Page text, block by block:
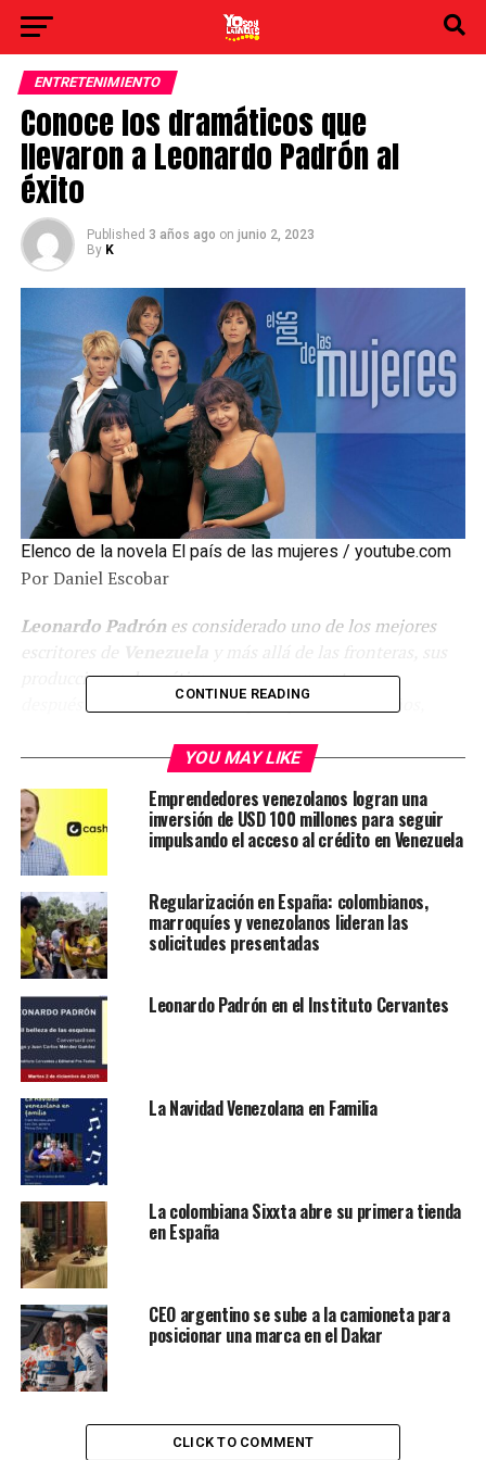
ENTRETENIMIENTO
Conoce los dramáticos que
llevaron a Leonardo Padrón al
éxito
Published 3 años ago on junio 2, 2023
By K
Elenco de la novela El país de las mujeres / youtube.com
Por Daniel Escobar
Leonardo Padrónes considerado uno de los mejores
escritores de
Venezuela
y más allá de las fronteras, sus
producciones dramáticas marcaron un antes y un
después en los televidentes, que a pesar de los años,
autoría.
El país de las mujeres,es una producción dramática la
cual escribió
Leonardoen el año 1998 y que llegó a las
pantallas de
Venevisión
comoAna Karina Manco, Víctor Cámara, Caridad
Canelón, Nohely Arteaga, entre otras.
Leonardo Padrón escribió una historia, basándose en
mujeres modernas e independientes que han fracasado
en el amor y que buscan venganza de los hombres que le
destruyeron el corazón.
CONTINUE READING
YOU MAY LIKE
Emprendedores venezolanos logran una
inversión de USD 100 millones para seguir
impulsando el acceso al crédito en Venezuela
Regularización en España: colombianos,
marroquíes y venezolanos lideran las
solicitudes presentadas
Leonardo Padrón en el Instituto Cervantes
La Navidad Venezolana en Familia
La colombiana Sixxta abre su primera tienda
en España
CEO argentino se sube a la camioneta para
posicionar una marca en el Dakar
CLICK TO COMMENT